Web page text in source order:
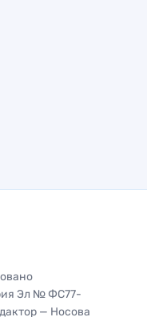
Эл № ФС77-
— Носова